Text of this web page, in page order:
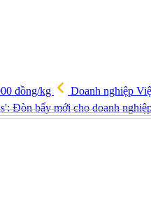
đồng/kg
Doanh nghiệp
Đòn bẩy mới cho doanh